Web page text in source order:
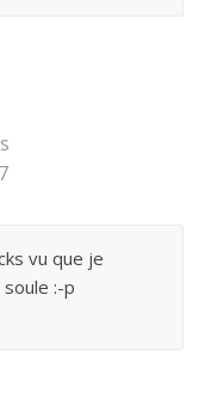
vu que je
:-p